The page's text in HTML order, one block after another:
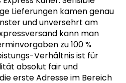
Lieferungen kamen genau
und unversehrt am
kann man
zu 100 %
Verhältnis ist für
absolut fair und
erste Adresse im Bereich